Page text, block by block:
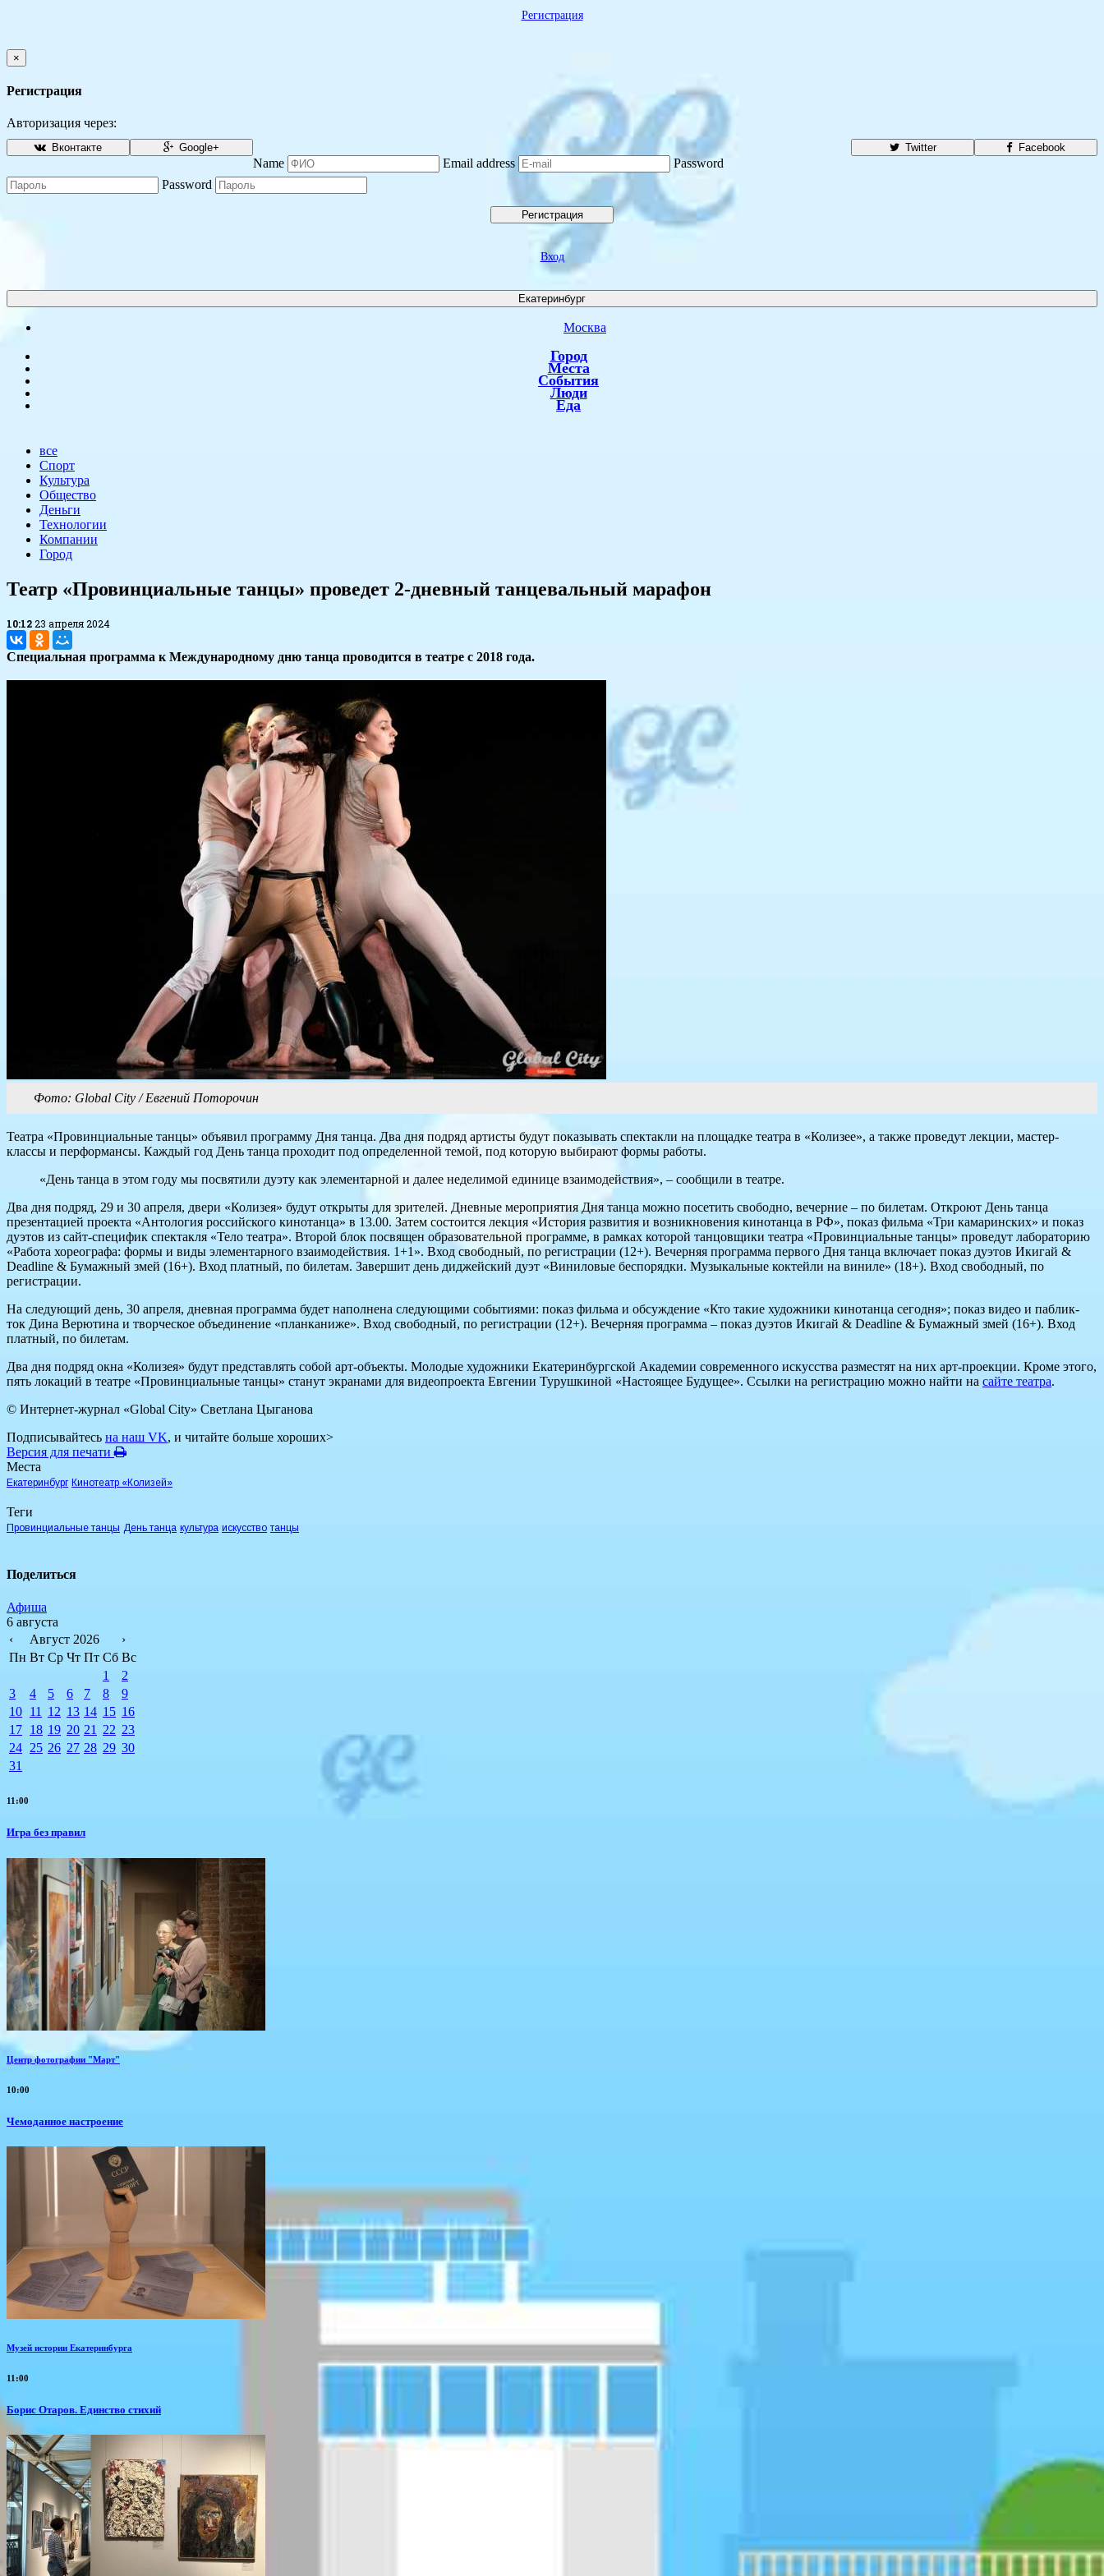
Регистрация
×
Регистрация
Авторизация через:
Facebook
Вконтакте Twitter
Google+
Name Email address
Password
Password
Регистрация
Вход
Екатеринбург
Москва
Город
Места
События
Люди
Еда
все
Спорт
Культура
Общество
Деньги
Технологии
Компании
Город
​Театр «Провинциальные танцы» проведет 2-дневный танцевальный марафон
10:1223 апреля 2024
Специальная программа к Международному дню танца проводится в театре с 2018 года.
Фото: Global City / Евгений Поторочин
Театра «Провинциальные танцы» объявил программу Дня танца. Два дня подряд артисты будут показывать спектакли на площадке театра в «Колизее», а также проведут лекции, мастер-
классы и перформансы. Каждый год День танца проходит под определенной темой, под которую выбирают формы работы.
«День танца в этом году мы посвятили дуэту как элементарной и далее неделимой единице взаимодействия», – сообщили в театре.
Два дня подряд, 29 и 30 апреля, двери «Колизея» будут открыты для зрителей. Дневные мероприятия Дня танца можно посетить свободно, вечерние – по билетам. Откроют День танца
презентацией проекта «Антология российского кинотанца» в 13.00. Затем состоится лекция «История развития и возникновения кинотанца в РФ», показ фильма «Три камаринских» и показ
дуэтов из сайт-специфик спектакля «Тело театра». Второй блок посвящен образовательной программе, в рамках которой танцовщики театра «Провинциальные танцы» проведут лабораторию
«Работа хореографа: формы и виды элементарного взаимодействия. 1+1». Вход свободный, по регистрации (12+). Вечерняя программа первого Дня танца включает показ дуэтов Икигай &
Deadline & Бумажный змей (16+). Вход платный, по билетам. Завершит день диджейский дуэт «Виниловые беспорядки. Музыкальные коктейли на виниле» (18+). Вход свободный, по
регистрации.
На следующий день, 30 апреля, дневная программа будет наполнена следующими событиями: показ фильма и обсуждение «Кто такие художники кинотанца сегодня»; показ видео и паблик-
ток Дина Верютина и творческое объединение «планканиже». Вход свободный, по регистрации (12+). Вечерняя программа – показ дуэтов Икигай & Deadline & Бумажный змей (16+). Вход
платный, по билетам.
Два дня подряд окна «Колизея» будут представлять собой арт-объекты. Молодые художники Екатеринбургской Академии современного искусства разместят на них арт-проекции. Кроме этого,
пять локаций в театре «Провинциальные танцы» станут экранами для видеопроекта Евгении Турушкиной «Настоящее Будущее». Ссылки на регистрацию можно найти на сайте театра.
© Интернет-журнал «Global City» Светлана Цыганова
Подписывайтесь на наш VK, и читайте больше хороших>
Версия для печати
Места
Екатеринбург Кинотеатр «Колизей»
Теги
Провинциальные танцы День танца культура искусство танцы
Поделиться
Афиша
6 августа
‹
Август 2026
›
Пн Вт Ср Чт Пт Сб Вс
1
2
3
4 5 6 7 8
9
10 11 12 13 14 15 16
17 18 19 20 21 22 23
24 25 26 27 28 29 30
31
11:00
​Игра без правил
Центр фотографии "Март"
10:00
Чемоданное настроение
Музей истории Екатеринбурга
11:00
Борис Отаров. Единство стихий